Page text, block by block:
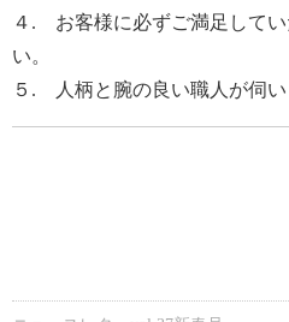
４. お客様に必ずご満足してい
い。
５. 人柄と腕の良い職人が伺い